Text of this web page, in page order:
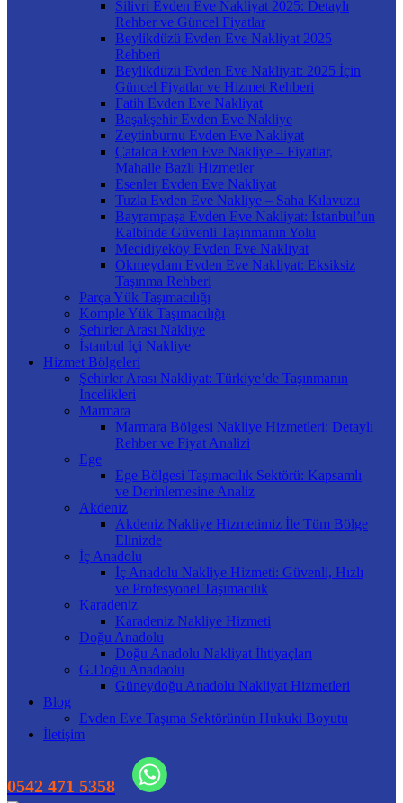
Silivri Evden Eve Nakliyat 2025: Detaylı
Rehber ve Güncel Fiyatlar
Beylikdüzü Evden Eve Nakliyat 2025
Rehberi
Beylikdüzü Evden Eve Nakliyat: 2025 İçin
Güncel Fiyatlar ve Hizmet Rehberi
Fatih Evden Eve Nakliyat
Başakşehir Evden Eve Nakliye
Zeytinburnu Evden Eve Nakliyat
Çatalca Evden Eve Nakliye – Fiyatlar,
Mahalle Bazlı Hizmetler
Esenler Evden Eve Nakliyat
Tuzla Evden Eve Nakliye – Saha Kılavuzu
Bayrampaşa Evden Eve Nakliyat: İstanbul’un
Kalbinde Güvenli Taşınmanın Yolu
Mecidiyeköy Evden Eve Nakliyat
Okmeydanı Evden Eve Nakliyat: Eksiksiz
Taşınma Rehberi
Parça Yük Taşımacılığı
Komple Yük Taşımacılığı
Şehirler Arası Nakliye
İstanbul İçi Nakliye
Hizmet Bölgeleri
Şehirler Arası Nakliyat: Türkiye’de Taşınmanın
İncelikleri
Marmara
Marmara Bölgesi Nakliye Hizmetleri: Detaylı
Rehber ve Fiyat Analizi
Ege
Ege Bölgesi Taşımacılık Sektörü: Kapsamlı
ve Derinlemesine Analiz
Akdeniz
Akdeniz Nakliye Hizmetimiz İle Tüm Bölge
Elinizde
İç Anadolu
İç Anadolu Nakliye Hizmeti: Güvenli, Hızlı
ve Profesyonel Taşımacılık
Karadeniz
Karadeniz Nakliye Hizmeti
Doğu Anadolu
Doğu Anadolu Nakliyat İhtiyaçları
G.Doğu Anadaolu
Güneydoğu Anadolu Nakliyat Hizmetleri
Blog
Evden Eve Taşıma Sektörünün Hukuki Boyutu
İletişim